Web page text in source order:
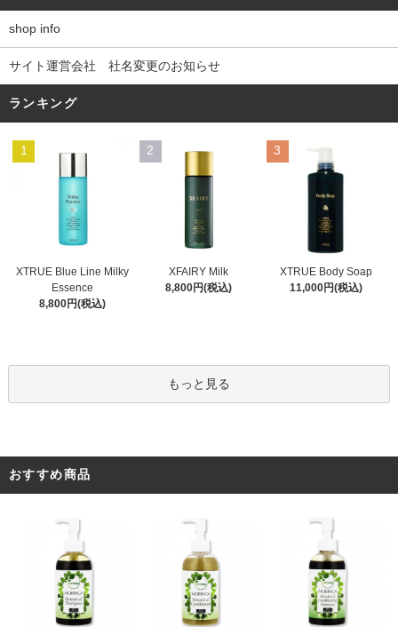
shop info
サイト運営会社 社名変更のお知らせ
ランキング
1
XTRUE Blue Line Milky
Essence
8,800円(税込)
2
XFAIRY Milk
8,800円(税込)
3
XTRUE Body Soap
11,000円(税込)
もっと見る
おすすめ商品